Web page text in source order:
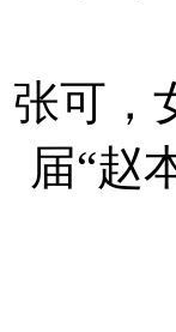
张可，
届“赵